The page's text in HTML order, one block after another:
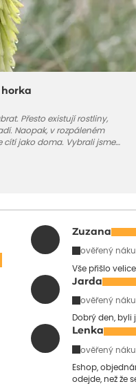
horka
Přesto existují rostliny,
Naopak, v rozpáleném
cítí jako doma. Vybrali jsme
které zvládnou horké a suché
se podívat, které to jsou.
Zuzana
ověřený
Vše přišlo
Jarda
ověřený
Dobrý den, byli
Lenka
ověřený
Eshop,
odejde, než že